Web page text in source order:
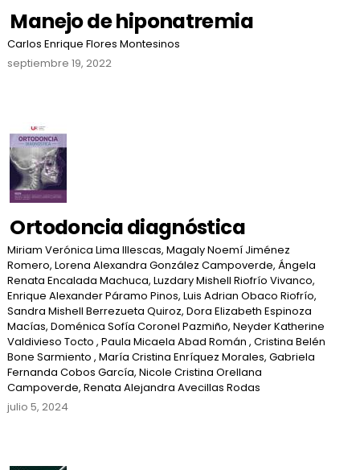
Manejo de hiponatremia
Carlos Enrique Flores Montesinos
septiembre 19, 2022
Ortodoncia diagnóstica
Miriam Verónica Lima Illescas, Magaly Noemí Jiménez
Romero, Lorena Alexandra González Campoverde, Ángela
Renata Encalada Machuca, Luzdary Mishell Riofrío Vivanco,
Enrique Alexander Páramo Pinos, Luis Adrian Obaco Riofrío,
Sandra Mishell Berrezueta Quiroz, Dora Elizabeth Espinoza
Macías, Doménica Sofía Coronel Pazmiño, Neyder Katherine
Valdivieso Tocto , Paula Micaela Abad Román , Cristina Belén
Bone Sarmiento , María Cristina Enríquez Morales, Gabriela
Fernanda Cobos García, Nicole Cristina Orellana
Campoverde, Renata Alejandra Avecillas Rodas
julio 5, 2024